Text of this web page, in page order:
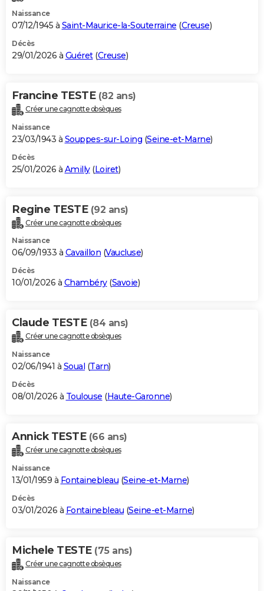
Naissance
07/12/1945 à Saint-Maurice-la-Souterraine (Creuse)
Décès
29/01/2026 à Guéret(Creuse)
Francine TESTE (82 ans)
Créer une cagnotte obsèques
Naissance
23/03/1943 à Souppes-sur-Loing (Seine-et-Marne)
Décès
25/01/2026 à Amilly(Loiret)
Regine TESTE (92 ans)
Créer une cagnotte obsèques
Naissance
06/09/1933 à Cavaillon (Vaucluse)
Décès
10/01/2026 à Chambéry(Savoie)
Claude TESTE (84 ans)
Créer une cagnotte obsèques
Naissance
02/06/1941 à Soual (Tarn)
Décès
08/01/2026 à Toulouse (Haute-Garonne)
Annick TESTE (66 ans)
Créer une cagnotte obsèques
Naissance
13/01/1959 à Fontainebleau (Seine-et-Marne)
Décès
03/01/2026 à Fontainebleau (Seine-et-Marne)
Michele TESTE (75 ans)
Créer une cagnotte obsèques
Naissance